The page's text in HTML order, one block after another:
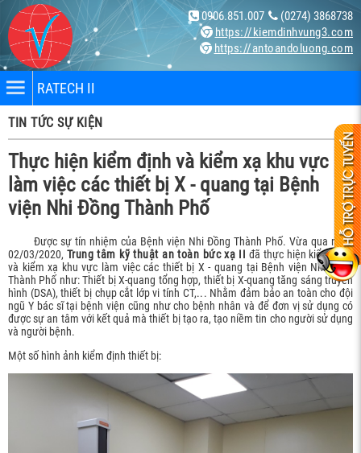
(0274) 3868738
0906.851.007
https://kiemdinhvung3.com
https://antoandoluong.com
X-
xạ,
RATECH II
TIN TỨC SỰ KIỆN
Thực hiện kiểm định và kiểm xạ khu vực
làm việc các thiết bị X - quang tại Bệnh
viện Nhi Đồng Thành Phố
Được sự tín nhiệm của Bệnh viện Nhi Đồng Thành Phố. Vừa qua ngày
02/03/2020, Trung tâm kỹ thuật an toàn bức xạ II đã thực hiện kiểm định
và kiểm xạ khu vực làm việc các thiết bị X - quang tại Bệnh viện Nhi Đồng
Thành Phố như: Thiết bị X-quang tổng hợp, thiết bị X-quang tăng sáng truyền
hình (DSA), thiết bị chụp cắt lớp vi tính CT,... Nhằm đảm bảo an toàn cho đội
ngũ Y bác sĩ tại bệnh viện cũng như cho bệnh nhân và để đơn vị sử dụng có
được sự an tâm với kết quả mà thiết bị tạo ra, tạo niềm tin cho người sử dụng
và người bệnh.
Một số hình ảnh kiểm định thiết bị: